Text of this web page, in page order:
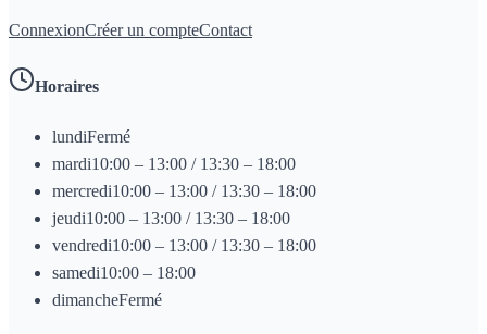
ConnexionCréer un compteContact
Horaires
lundiFermé
mardi10:00 – 13:00 / 13:30 – 18:00
mercredi10:00 – 13:00 / 13:30 – 18:00
jeudi10:00 – 13:00 / 13:30 – 18:00
vendredi10:00 – 13:00 / 13:30 – 18:00
samedi10:00 – 18:00
dimancheFermé